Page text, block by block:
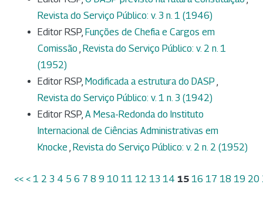
Revista do Serviço Público: v. 3 n. 1 (1946)
Editor RSP, Funções de Chefia e Cargos em
Comissão , Revista do Serviço Público: v. 2 n. 1
(1952)
Editor RSP, Modificada a estrutura do DASP ,
Revista do Serviço Público: v. 1 n. 3 (1942)
Editor RSP, A Mesa-Redonda do Instituto
Internacional de Ciências Administrativas em
Knocke , Revista do Serviço Público: v. 2 n. 2 (1952)
<< < 1 2 3 4 5 6 7 8 9 10 11 12 13 14 15 16 17 18 19 20